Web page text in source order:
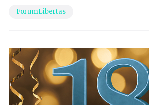
ForumLibertas